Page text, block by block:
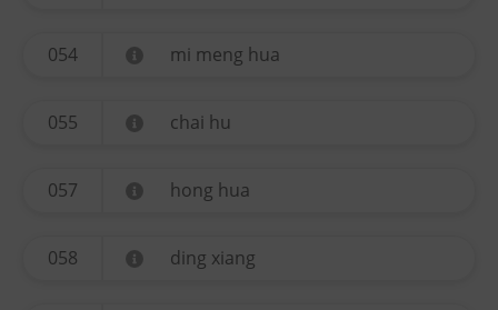
054 mi meng hua
055 chai hu
057 hong hua
058 ding xiang